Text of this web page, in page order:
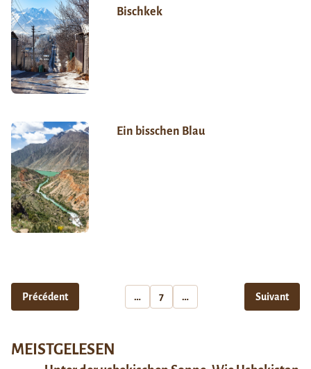
Bischkek
Ein bisschen Blau
Précédent … 7 … Suivant
MEISTGELESEN